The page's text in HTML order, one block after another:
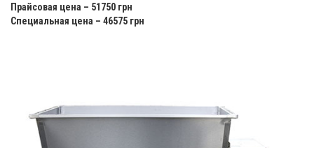
Прайсовая цена – 51750 грн
Специальная цена – 46575 грн